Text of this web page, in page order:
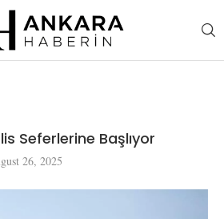
Seferlerine Başlıyor
26, 2025